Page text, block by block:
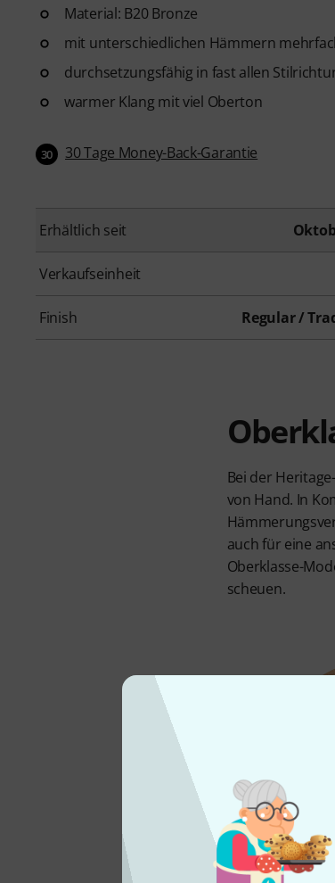
Material: B20 Bronze
mit unterschiedlichen Hämmern
durchsetzungsfähig in fast allen
warmer Klang mit viel Oberton
30 30 Tage Money-Back-Garantie
Erhältlich seit
Verkaufseinheit
Finish Regular /
Bei der
von Hand. In
auch für eine
Oberklasse-
scheuen.